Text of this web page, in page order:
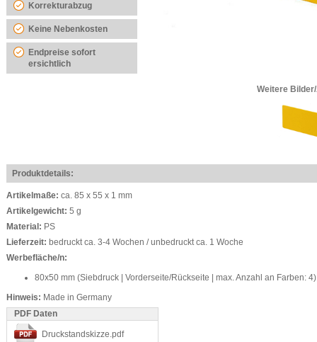
Korrekturabzug
Keine Nebenkosten
Endpreise sofort
ersichtlich
Weitere
Produktdetails:
Artikelmaße: ca. 85 x 55 x 1 mm
Artikelgewicht: 5 g
Material: PS
Lieferzeit: bedruckt ca. 3-4 Wochen / unbedruckt ca. 1 Woche
Werbefläche/n:
80x50 mm (Siebdruck | Vorderseite/Rückseite | max. Anzahl an Farben: 4)
Hinweis: Made in Germany
PDF Daten
Druckstandskizze.pdf